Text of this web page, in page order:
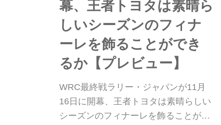
幕、王者トヨタは素晴ら
しいシーズンのフィナ
ーレを飾ることができ
るか【プレビュー】
WRC最終戦ラリー・ジャパンが11月
16日に開幕、王者トヨタは素晴らしい
シーズンのフィナーレを飾ることがで